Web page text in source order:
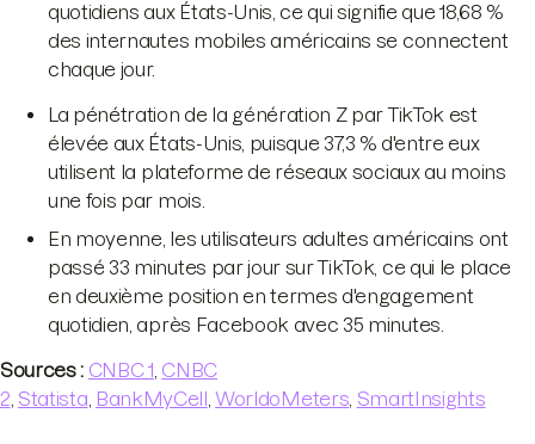
quotidiens aux États-Unis, ce qui signifie que 18,68 %
des internautes mobiles américains se connectent
chaque jour.
La pénétration de la génération Z par TikTok est
élevée aux États-Unis, puisque 37,3 % d'entre eux
utilisent la plateforme de réseaux sociaux au moins
une fois par mois.
En moyenne, les utilisateurs adultes américains ont
passé 33 minutes par jour sur TikTok, ce qui le place
en deuxième position en termes d'engagement
quotidien, après Facebook avec 35 minutes.
Sources : CNBC 1 CNBC
2 Statista BankMyCell ,WorldoMeters SmartInsights